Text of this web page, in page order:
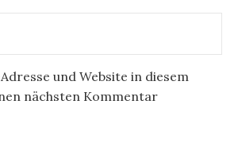
und Website in diesem
nächsten Kommentar